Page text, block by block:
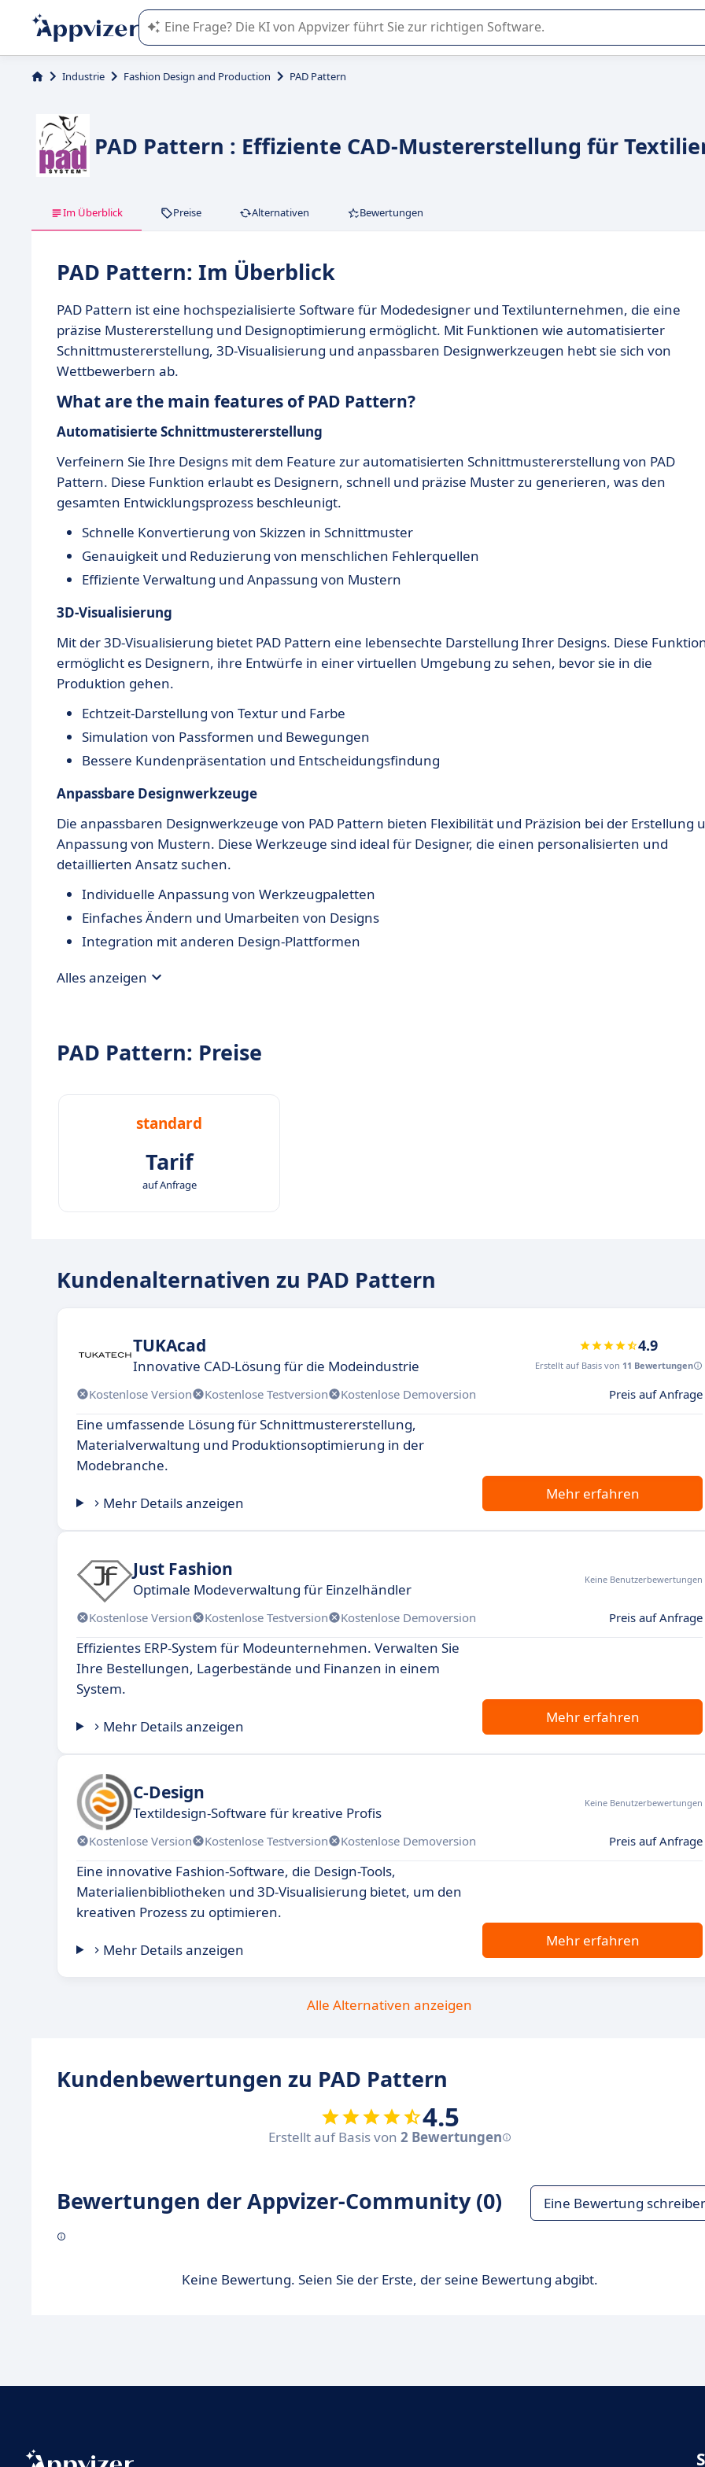
Die KI von Appvizer führt Sie bei der Nutzung oder Auswahl von SaaS-Software in Unternehmen.
Industrie Fashion Design and Production PAD Pattern
PAD Pattern : Effiziente CAD-Mustererstellung für
Im Überblick Preise Alternativen Bewertungen
PAD Pattern: Im Überblick
PAD Pattern ist eine hochspezialisierte Software für Modedesigner und Textilunternehmen, die eine
präzise Mustererstellung und Designoptimierung ermöglicht. Mit Funktionen wie automatisierter
Schnittmustererstellung, 3D-Visualisierung und anpassbaren Designwerkzeugen hebt sie sich von
Wettbewerbern ab.
What are the main features of PAD Pattern?
Automatisierte Schnittmustererstellung
Verfeinern Sie Ihre Designs mit dem Feature zur automatisierten Schnittmustererstellung von PAD
Pattern. Diese Funktion erlaubt es Designern, schnell und präzise Muster zu generieren, was den
gesamten Entwicklungsprozess beschleunigt.
Schnelle Konvertierung von Skizzen in Schnittmuster
Genauigkeit und Reduzierung von menschlichen Fehlerquellen
Effiziente Verwaltung und Anpassung von Mustern
3D-Visualisierung
Mit der 3D-Visualisierung bietet PAD Pattern eine lebensechte Darstellung Ihrer Designs. Diese
ermöglicht es Designern, ihre Entwürfe in einer virtuellen Umgebung zu sehen, bevor sie in die
Produktion gehen.
Echtzeit-Darstellung von Textur und Farbe
Simulation von Passformen und Bewegungen
Bessere Kundenpräsentation und Entscheidungsfindung
Anpassbare Designwerkzeuge
Die anpassbaren Designwerkzeuge von PAD Pattern bieten Flexibilität und Präzision bei der Erstellung
Anpassung von Mustern. Diese Werkzeuge sind ideal für Designer, die einen personalisierten und
detaillierten Ansatz suchen.
Individuelle Anpassung von Werkzeugpaletten
Einfaches Ändern und Umarbeiten von Designs
Integration mit anderen Design-Plattformen
Alles anzeigen
PAD Pattern: Preise
standard
Tarif
auf Anfrage
Kundenalternativen zu PAD Pattern
TUKAcad
Innovative CAD-Lösung für die Modeindustrie
4.9
Erstellt auf Basis von 11 Bewertungen
Kostenlose Version Kostenlose Testversion Kostenlose Demoversion Preis auf Anfrage
Eine umfassende Lösung für Schnittmustererstellung,
Materialverwaltung und Produktionsoptimierung in der
Modebranche.
Mehr Details anzeigen
Mehr erfahren
Just Fashion
Optimale Modeverwaltung für Einzelhändler
Keine Benutzerbewertungen
Kostenlose Version Kostenlose Testversion Kostenlose Demoversion Preis auf Anfrage
Effizientes ERP-System für Modeunternehmen. Verwalten Sie
Ihre Bestellungen, Lagerbestände und Finanzen in einem
System.
Mehr Details anzeigen
Mehr erfahren
C-Design
Textildesign-Software für kreative Profis
Keine Benutzerbewertungen
Kostenlose Version Kostenlose Testversion Kostenlose Demoversion Preis auf Anfrage
Eine innovative Fashion-Software, die Design-Tools,
Materialienbibliotheken und 3D-Visualisierung bietet, um den
kreativen Prozess zu optimieren.
Mehr Details anzeigen
Mehr erfahren
Alle Alternativen anzeigen
Kundenbewertungen zu PAD Pattern
4.5
Erstellt auf Basis von 2 Bewertungen
Bewertungen der Appvizer-Community (0) Eine Bewertung
Keine Bewertung. Seien Sie der Erste, der seine Bewertung abgibt.